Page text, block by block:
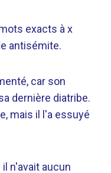
exacts à x
antisémite.
car son
dernière diatribe.
mais il l'a essuyé
n'avait aucun